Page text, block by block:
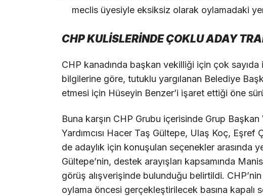
meclis üyesiyle eksiksiz olarak oylamadaki
CHP KULİSLERİNDE ÇOKLU ADAY
CHP kanadında başkan vekilliği için çok
bilgilerine göre, tutuklu yargılanan Belediye
etmesi için Hüseyin Benzer’i işaret ettiği öne
Buna karşın CHP Grubu içerisinde Grup
Yardımcısı Hacer Taş Gültepe, Ulaş Koç, Eşref
de adaylık için konuşulan seçenekler arasında
Gültepe’nin, destek arayışları kapsamında
görüş alışverişinde bulunduğu belirtildi.
oylama öncesi gerçekleştirilecek basına kapalı